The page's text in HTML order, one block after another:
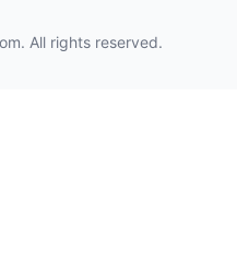
All rights reserved.